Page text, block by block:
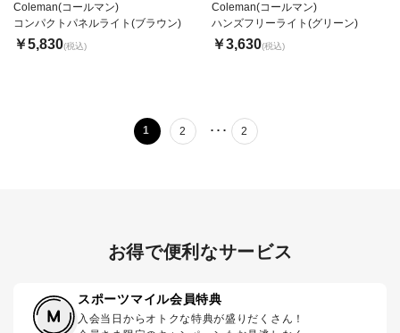
Coleman(コールマン)
コンパクトパネルライト(ブラウン)
￥5,830(税込)
Coleman(コールマン)
ハンズフリーライト(グリーン)
￥3,630(税込)
1 2 ･･･ 2
お得で便利なサービス
スポーツマイル会員特典
入会当日からオトクな特典が盛りだくさん！